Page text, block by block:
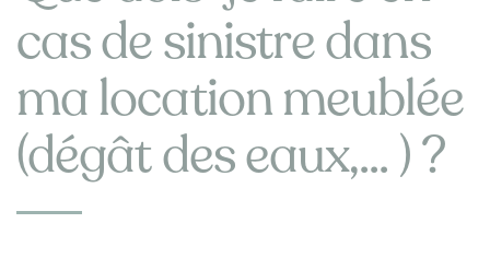
cas de sinistre dans
ma location meublée
(dégât des eaux,... ) ?